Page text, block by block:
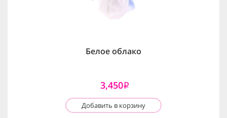
Белое облако
3,450i
Добавить в корзину